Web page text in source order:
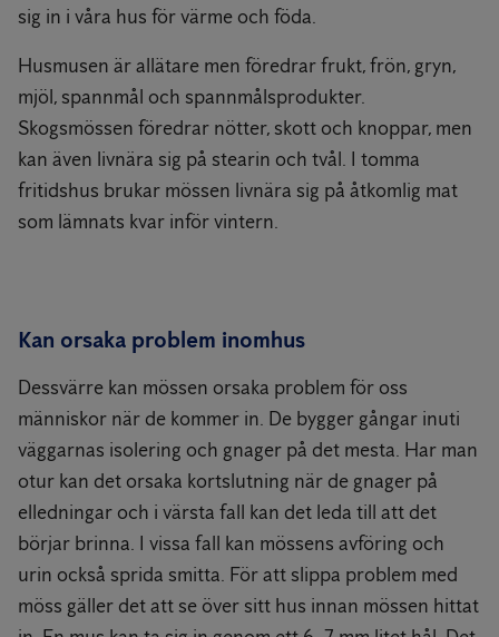
sig in i våra hus för värme och föda.
Husmusen är allätare men föredrar frukt, frön, gryn,
mjöl, spannmål och spannmålsprodukter.
Skogsmössen föredrar nötter, skott och knoppar, men
kan även livnära sig på stearin och tvål. I tomma
fritidshus brukar mössen livnära sig på åtkomlig mat
som lämnats kvar inför vintern.
Kan orsaka problem inomhus
Dessvärre kan mössen orsaka problem för oss
människor när de kommer in. De bygger gångar inuti
väggarnas isolering och gnager på det mesta. Har man
otur kan det orsaka kortslutning när de gnager på
elledningar och i värsta fall kan det leda till att det
börjar brinna. I vissa fall kan mössens avföring och
urin också sprida smitta. För att slippa problem med
möss gäller det att se över sitt hus innan mössen hittat